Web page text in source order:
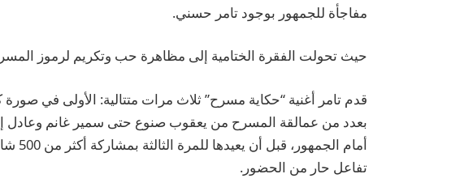
مفاجأة للجمهور بوجود تامر حسني.
حيث تحولت الفقرة الختامية إلى مظاهرة حب وتكريم لرموز
قدم تامر أغنية “حكاية مسرح” ثلاث مرات متتالية: الأولى في
بعدد من عمالقة المسرح من يعقوب صنوع حتى سمير غانم وعادل
أمام
تفاعل حار من الحضور.